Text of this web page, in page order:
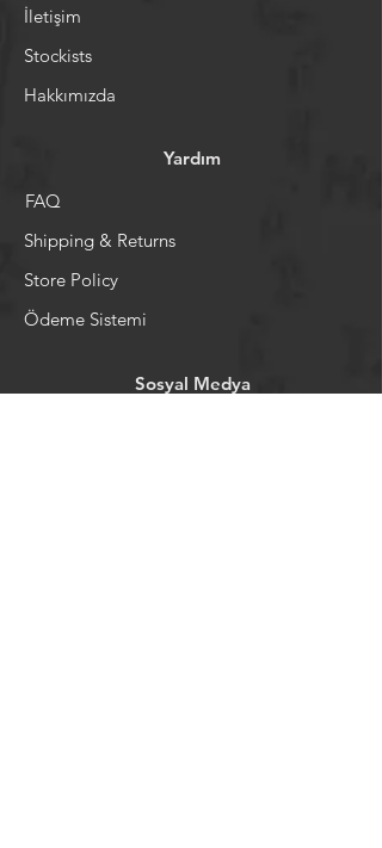
İletişim
Stockists
Hakkımızda
Yardım
FAQ
Shipping & Returns
Store Policy
Ödeme Sistemi
Sosyal Medya